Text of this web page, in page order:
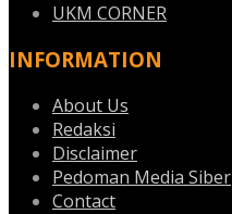
UKM CORNER
INFORMATION
About Us
Redaksi
Disclaimer
Pedoman Media Siber
Contact